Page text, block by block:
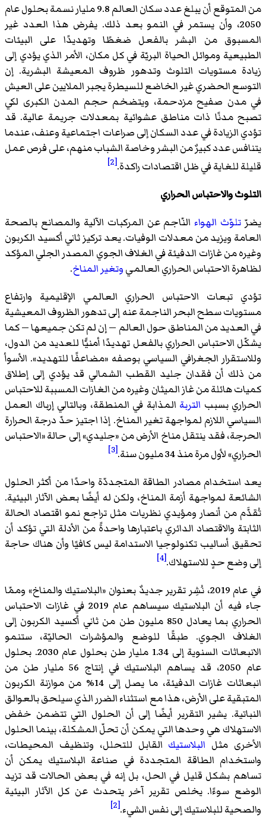
من المتوقع أن يبلغ عدد سكان العالم 9.8 مليار نسمة بحلول عام
2050، وأن يستمر في النمو بعد ذلك. يفرض هذا العدد غير
المسبوق من البشر بالفعل ضغطًا وتهديدًا على البيئات
الطبيعية وموائل الحياة البريّة في كل مكان، الأمر الذي يؤدي إلى
زيادة مستويات التلوث وتدهور ظروف المعيشة البشرية. إن
التوسع الحضري غير الخاضع للسيطرة يجبر الملايين على العيش
في مدن صفيح مزدحمة، ويتضخم حجم المدن الكبرى لكي
تصبح مدنًا ذات مناطق عشوائية بمعدلات جريمة عالية. قد
تؤدي الزيادة في عدد السكان إلى صراعات اجتماعية وعنف، عندما
يتنافس عدد كبيرٌ من البشر وخاصة الشباب منهم، على فرص عمل
قليلة للغاية في ظل اقتصادات راكدة.[2]
التلوث والاحتباس الحراري
يضرّ تلوّث الهواء النّاجم عن المركبات الآلية والمصانع بالصحة
العامة ويزيد من معدلات الوفيات. يعد تركيز ثاني أكسيد الكربون
وغيره من غازات الدفيئة في الغلاف الجوي المصدر الجلي المؤكد
لظاهرة الاحتباس الحراري العالميوتغير المناخ.
تؤدي تبعات الاحتباس الحراري العالمي الإقليمية وارتفاع
مستويات سطح البحر الناجمة عنه إلى تدهور الظروف المعيشية
في العديد من المناطق حول العالم — إن لم تكن جميعها — كما
يشكّل الاحتباس الحراري بالفعل تهديدًا أمنيًّا للعديد من الدول،
وللاستقرار الجغرافي السياسي بوصفه «مضاعفًا للتهديد». الأسوأ
من ذلك أن فقدان جليد القطب الشمالي قد يؤدي إلى إطلاق
كميات هائلة من غاز الميثان وغيره من الغازات المسببة للاحتباس
الحراري بسبب التربة المذابة في المنطقة، وبالتالي إرباك العمل
السياسي اللازم لمواجهة تغير المناخ. إذا اجتيز حدّ درجة الحرارة
الحرجة، فقد ينتقل مناخ الأرض من «جليدي» إلى حالة «الاحتباس
الحراري» لأول مرة منذ 34 مليون سنة.
[3]
يعد استخدام مصادر الطاقة المتجددّة واحدًا من أكثر الحلول
الشائعة لمواجهة أزمة المناخ، ولكن له أيضًا بعض الآثار البيئية.
تُقدَّم من أنصار ومؤيدي نظريات مثل تراجع نمو اقتصاد الحالة
الثابتة والاقتصاد الدائري باعتبارها واحدةً من الأدلة التي تؤكد أن
تحقيق أساليب تكنولوجيا الاستدامة ليس كافيًا وأن هناك حاجة
إلى وضع حدٍ للاستهلاك.[4]
في عام 2019، نُشِر تقرير جديدٌ بعنوان «البلاستيك والمناخ» وممّا
جاء فيه أن البلاستيك سيساهم عام 2019 في غازات الاحتباس
الحراري بما يعادل 850 مليون طن من ثاني أكسيد الكربون إلى
الغلاف الجوي. طبقًا للوضع والمؤشرات الحاليّة، ستنمو
الانبعاثات السنوية إلى 1.34 مليار طن بحلول عام 2030. بحلول
عام 2050، قد يساهم البلاستيك في إنتاج 56 مليار طن من
انبعاثات غازات الدفيئة، ما يصل إلى 14% من موازنة الكربون
المتبقية على الأرض، هذا مع استثناء الضرر الذي سيلحق بالعوالق
النباتية. يشير التقرير أيضًا إلى أن الحلول التي تتضمن خفض
الاستهلاك هي وحدها التي يمكن أن تحلّ المشكلة، بينما الحلول
الأخرى مثل البلاستيك القابل للتحلل، وتنظيف المحيطات،
واستخدام الطاقة المتجددة في صناعة البلاستيك يمكن أن
تساهم بشكل قليل في الحل، بل إنه في بعض الحالات قد تزيد
الوضع سوءًا. يخلص تقرير آخر يتحدث عن كل الآثار البيئية
والصحية للبلاستيك إلى نفس الشيء.[2]